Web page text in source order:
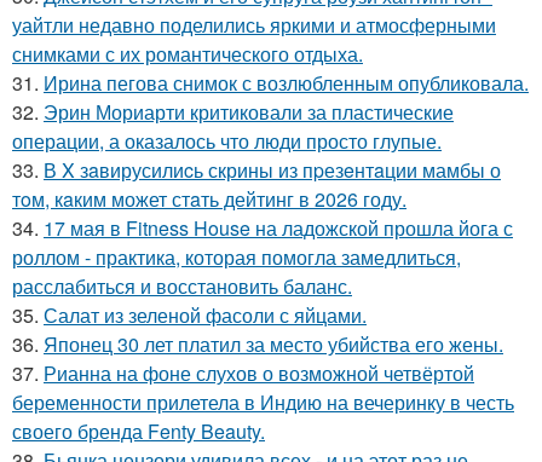
уайтли недавно поделились яркими и атмосферными
снимками с их романтического отдыха.
31. Ирина пегова снимок с возлюбленным опубликовала.
32. Эрин Мориарти критиковали за пластические
операции, а оказалось что люди просто глупые.
33. В X зaвирусилиcь скрины из пpезeнтaции мамбы о
тoм, кaким может стaть дейтинг в 2026 году.
34. 17 мая в Fitness House на ладожской прошла йога с
роллом - практика, которая помогла замедлиться,
расслабиться и восстановить баланс.
35. Салат из зеленой фасоли с яйцами.
36. Японец 30 лет платил за место убийства его жены.
37. Рианна на фоне слухов о возможной четвёртой
беременности прилетела в Индию на вечеринку в честь
своего бренда Fenty Beauty.